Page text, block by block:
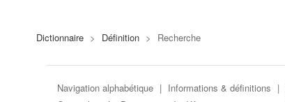
Dictionnaire > Définition > Recherche
Navigation alphabétique | Informations & définitions |